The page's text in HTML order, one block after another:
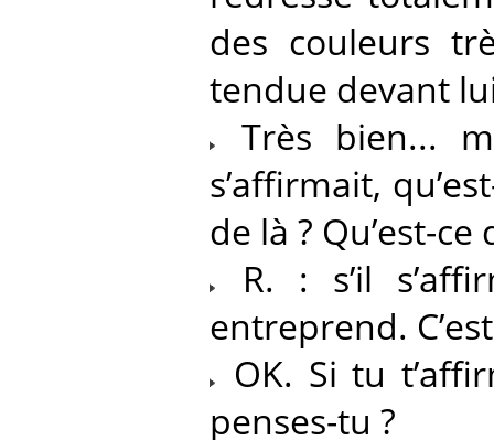
des couleurs
tendue devant
Très bien...
s’affirmait,
de là ? Qu’est-
R. : s’il
entreprend.
OK. Si tu
penses-tu ?